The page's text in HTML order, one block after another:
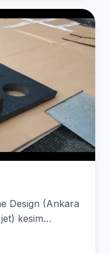
Design (Ankara
kesim…